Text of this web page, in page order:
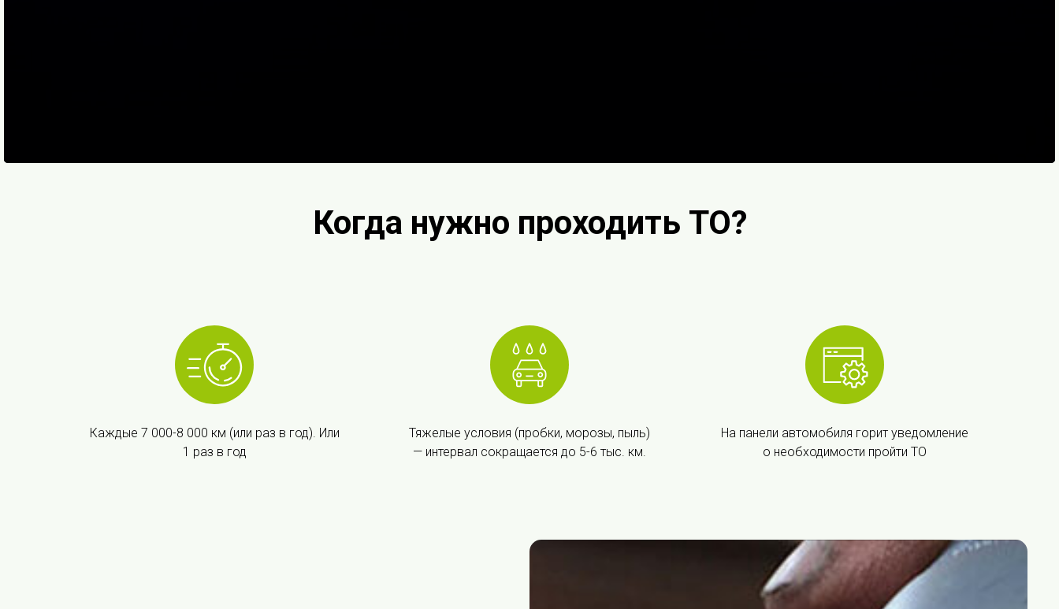
Когда нужно проходить ТО?
Каждые 7 000-8 000 км (или раз в год). Или
1 раз в год
Тяжелые условия (пробки, морозы, пыль)
— интервал сокращается до 5-6 тыс. км.
На панели автомобиля горит уведомление
о необходимости пройти ТО